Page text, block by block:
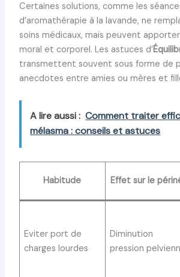
Certaines solutions, comme les
d’aromathérapie à la lavande, ne
soins médicaux, mais peuvent
moral et corporel. Les astuces d’
transmettent souvent sous forme de
anecdotes entre amies ou mères et
A lire aussi : Comment traiter
mélasma : conseils et astuces
Habitude Effet sur le
Eviter port de
charges lourdes
Diminution
pression